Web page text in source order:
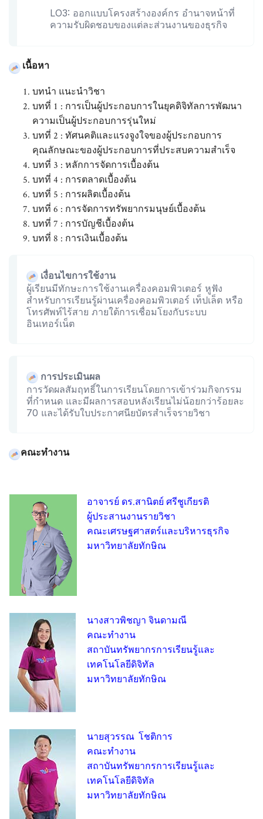
LO3: ออกแบบโครงสร้างองค์กร อำนาจหน้าที่
ความรับผิดชอบของแต่ละส่วนงานของธุรกิจ
เนื้อหา
บทนำ แนะนำวิชา
บทที่ 1 : การเป็นผู้ประกอบการในยุคดิจิทัลการพัฒนา
ความเป็นผู้ประกอบการรุ่นใหม่
บทที่ 2 : ทัศนคติและแรงจูงใจของผู้ประกอบการ
คุณลักษณะของผู้ประกอบการที่ประสบความสำเร็จ
บทที่ 3 : หลักการจัดการเบื้องต้น
บทที่ 4 : การตลาดเบื้องต้น
บทที่ 5 : การผลิตเบื้องต้น
บทที่ 6 : การจัดการทรัพยากรมนุษย์เบื้องต้น
บทที่ 7 : การบัญชีเบื้องต้น
บทที่ 8 : การเงินเบื้องต้น
เงื่อนไขการใช้งาน
ผู้เรียนมีทักษะการใช้งานเครื่องคอมพิวเตอร์ หูฟัง
สำหรับการเรียนรู้ผ่านเครื่องคอมพิวเตอร์ เท็ปเล็ต หรือ
โทรศัพท์ไร้สาย ภายใต้การเชื่อมโยงกับระบบ
อินเทอร์เน็ต
การประเมินผล
การวัดผลสัมฤทธิ์ในการเรียนโดยการเข้าร่วมกิจกรรม
ที่กำหนด และมีผลการสอบหลังเรียนไม่น้อยกว่าร้อยละ
70 และได้รับใบประกาศนียบัตรสำเร็จรายวิชา
คณะทำงาน
อาจารย์ ดร.สานิตย์ ศรีชูเกียรติ
ผู้ประสานงานรายวิชา
คณะเศรษฐศาสตร์และบริหารธุรกิจ
มหาวิทยาลัยทักษิณ
นางสาวพิชญา จินดามณี
คณะทำงาน
สถาบันทรัพยากรการเรียนรู้และ
เทคโนโลยีดิจิทัล
มหาวิทยาลัยทักษิณ
นายสุวรรณ โชติการ
คณะทำงาน
สถาบันทรัพยากรการเรียนรู้และ
เทคโนโลยีดิจิทัล
มหาวิทยาลัยทักษิณ